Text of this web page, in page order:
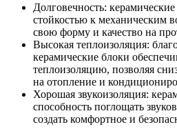
Долговечность:
стойкостью к механическим
свою форму и качество на
Высокая теплоизоляция:
керамические блоки
теплоизоляцию, позволяя
на отопление и
Хорошая звукоизоляция:
способность поглощать
создать комфортное и